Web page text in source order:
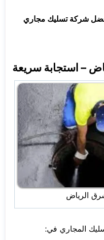
شركة تسليك مجاري
– استجابة سريعة
الرياض
المجاري في: